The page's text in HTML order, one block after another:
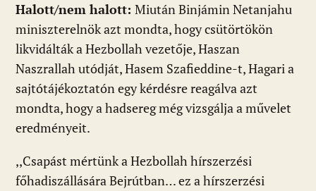
Halott/nem halott: Miután Binjámin Netanjahu
miniszterelnök azt mondta, hogy csütörtökön
likvidálták a Hezbollah vezetője, Haszan
Naszrallah utódját, Hasem Szafieddine-t, Hagari a
sajtótájékoztatón egy kérdésre reagálva azt
mondta, hogy a hadsereg még vizsgálja a művelet
eredményeit.
,,Csapást mértünk a Hezbollah hírszerzési
főhadiszállására Bejrútban… ez a hírszerzési